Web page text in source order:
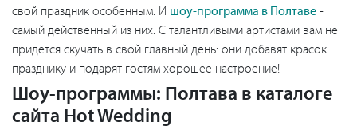
свой праздник особенным. И шоу-программа в Полтаве -
самый действенный из них. С талантливыми артистами вам не
придется скучать в свой главный день: они добавят красок
празднику и подарят гостям хорошее настроение!
Шоу-программы: Полтава в каталоге
сайта Hot Wedding